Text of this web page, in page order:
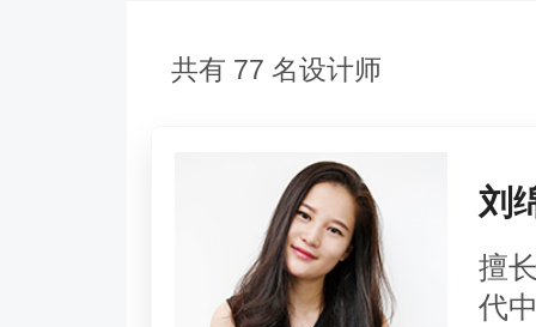
共有 77 名设计师
刘
擅
代